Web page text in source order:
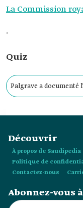
La Commission
.
Quiz
Palgrave a documenté
Découvrir
À propos de Saudipedia
Politique de
Contactez-nous
Abonnez-vous